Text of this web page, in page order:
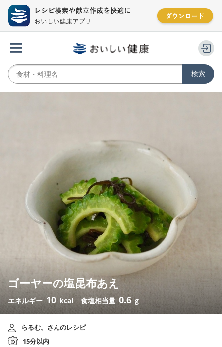
ゴーヤーの塩昆布あえ
エネルギー 10 kcal 食塩相当量0.6 g
らるむ。さんのレシピ
15分以内